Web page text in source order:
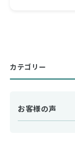
カテゴリー
お客様の声